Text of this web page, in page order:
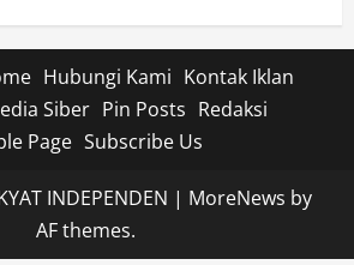
Hubungi Kami Kontak Iklan
Siber Pin Posts Redaksi
Page Subscribe Us
INDEPENDEN | MoreNews by
AF themes.